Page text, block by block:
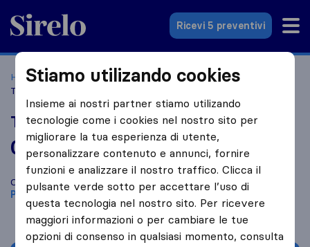
Sirelo.it
Ricevi 5 preventivi
Home Le 10 migliori aziende di traslochi in Italia
Traslochi Ingrassia
Traslochi Ingrassia
0,0 basato su 0
recensioni di Sirelo e Google
i
Confronta Traslochi Ingrassia con altreaziende di traslochi
Pavia
Stiamo utilizando cookies
Insieme ai nostri partner stiamo utilizando
tecnologie come i cookies nel nostro sito per
migliorare la tua esperienza di utente,
personalizzare contenuto e annunci, fornire
funzioni e analizzare il nostro traffico. Clicca il
pulsante verde sotto per accettare l’uso di
questa tecnologia nel nostro sito. Per ricevere
maggiori informazioni o per cambiare le tue
opzioni di consenso in qualsiasi momento, consulta